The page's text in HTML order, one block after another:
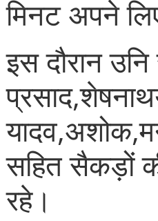
मिनट अपने
इस दौरान उनि
सहित सैकड़ों
रहे।